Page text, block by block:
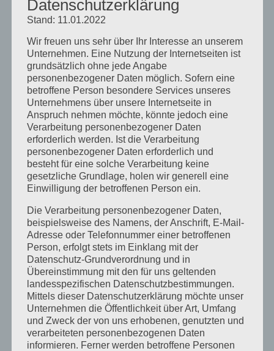
September 2021
Februar 2021
Oktober 2020
September 2020
August 2020
Juli 2020
Juni 2020
Mai 2020
April 2020
März 2020
August 2019
Juni 2019
April 2019
November 2018
Oktober 2018
August 2018
Juli 2018
Datenschutzerklärung
Stand: 11.01.2022
Wir freuen uns sehr über Ihr Interesse an unserem
Unternehmen. Eine Nutzung der Internetseiten ist
grundsätzlich ohne jede Angabe
personenbezogener Daten möglich. Sofern eine
betroffene Person besondere Services unseres
Unternehmens über unsere Internetseite in
Anspruch nehmen möchte, könnte jedoch eine
Verarbeitung personenbezogener Daten
erforderlich werden. Ist die Verarbeitung
personenbezogener Daten erforderlich und
besteht für eine solche Verarbeitung keine
gesetzliche Grundlage, holen wir generell eine
Einwilligung der betroffenen Person ein.
Die Verarbeitung personenbezogener Daten,
beispielsweise des Namens, der Anschrift, E-Mail-
Adresse oder Telefonnummer einer betroffenen
Person, erfolgt stets im Einklang mit der
Datenschutz-Grundverordnung und in
Übereinstimmung mit den für uns geltenden
landesspezifischen Datenschutzbestimmungen.
Mittels dieser Datenschutzerklärung möchte unser
Unternehmen die Öffentlichkeit über Art, Umfang
und Zweck der von uns erhobenen, genutzten und
verarbeiteten personenbezogenen Daten
informieren. Ferner werden betroffene Personen